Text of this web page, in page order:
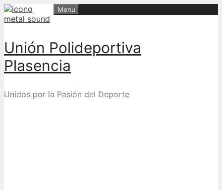
Skip
to
Unión Polideportiva
Plasencia
Unidos por la Pasión del Deporte
Menu